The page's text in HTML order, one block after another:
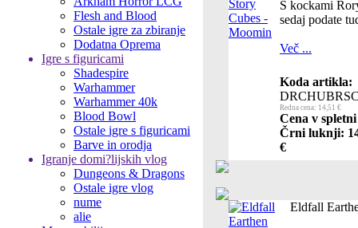
Flesh and Blood
Ostale igre za zbiranje
Dodatna Oprema
Igre s figuricami
Shadespire
Warhammer
Warhammer 40k
Blood Bowl
Ostale igre s figuricami
Barve in orodja
Igranje domi?lijskih vlog
Dungeons & Dragons
Ostale igre vlog
nume
alie
S kockami
sedaj podate
Več ...
Koda artikla:
Redna cena: 14,51 €
Cena v spletni
Črni luknji:
€
Eldfall